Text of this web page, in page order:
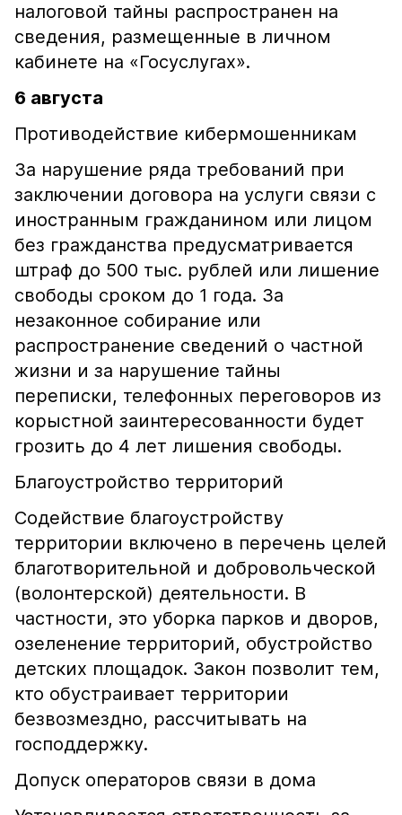
налоговой тайны распространен на
сведения, размещенные в личном
кабинете на «Госуслугах».
6 августа
Противодействие кибермошенникам
За нарушение ряда требований при
заключении договора на услуги связи с
иностранным гражданином или лицом
без гражданства предусматривается
штраф до 500 тыс. рублей или лишение
свободы сроком до 1 года. За
незаконное собирание или
распространение сведений о частной
жизни и за нарушение тайны
переписки, телефонных переговоров из
корыстной заинтересованности будет
грозить до 4 лет лишения свободы.
Благоустройство территорий
Содействие благоустройству
территории включено в перечень целей
благотворительной и добровольческой
(волонтерской) деятельности. В
частности, это уборка парков и дворов,
озеленение территорий, обустройство
детских площадок. Закон позволит тем,
кто обустраивает территории
безвозмездно, рассчитывать на
господдержку.
Допуск операторов связи в дома